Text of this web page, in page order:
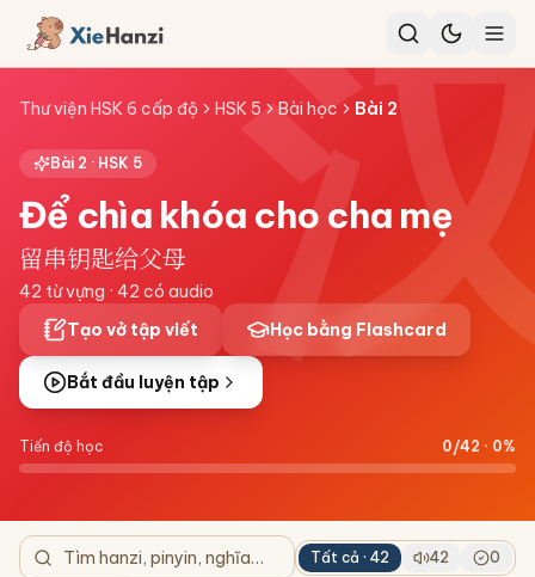
Thư viện HSK 6 cấp độ HSK 5 Bài học Bài 2
Bài 2 · HSK 5
Để chìa khóa cho cha mẹ
留串钥匙给父母
42 từ vựng · 42 có audio
Tạo vở tập viết
Học bằng Flashcard
Bắt đầu luyện tập
Tiến độ học 0/42 · 0%
Tất cả · 42 42 0